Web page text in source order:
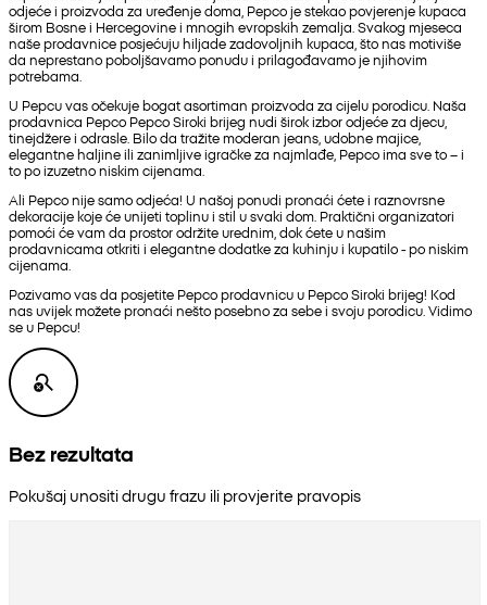
odjeće i proizvoda za uređenje doma, Pepco je stekao povjerenje kupaca
širom Bosne i Hercegovine i mnogih evropskih zemalja. Svakog mjeseca
naše prodavnice posjećuju hiljade zadovoljnih kupaca, što nas motiviše
da neprestano poboljšavamo ponudu i prilagođavamo je njihovim
potrebama.
U Pepcu vas očekuje bogat asortiman proizvoda za cijelu porodicu. Naša
prodavnica Pepco Pepco Siroki brijeg nudi širok izbor odjeće za djecu,
tinejdžere i odrasle. Bilo da tražite moderan jeans, udobne majice,
elegantne haljine ili zanimljive igračke za najmlađe, Pepco ima sve to – i
to po izuzetno niskim cijenama.
Ali Pepco nije samo odjeća! U našoj ponudi pronaći ćete i raznovrsne
dekoracije koje će unijeti toplinu i stil u svaki dom. Praktični organizatori
pomoći će vam da prostor održite urednim, dok ćete u našim
prodavnicama otkriti i elegantne dodatke za kuhinju i kupatilo - po niskim
cijenama.
Pozivamo vas da posjetite Pepco prodavnicu u Pepco Siroki brijeg! Kod
nas uvijek možete pronaći nešto posebno za sebe i svoju porodicu. Vidimo
se u Pepcu!
Bez rezultata
Pokušaj unositi drugu frazu ili provjerite pravopis